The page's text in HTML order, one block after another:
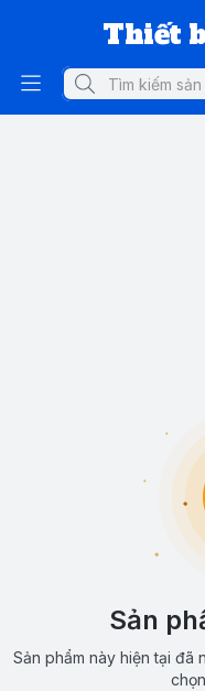
Thiết
Sản
Sản phẩm này hiện tại đã